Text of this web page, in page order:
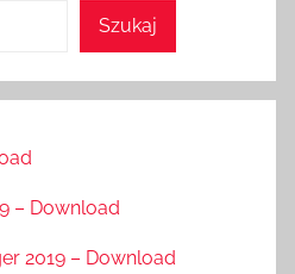
Szukaj
– Download
2019 – Download